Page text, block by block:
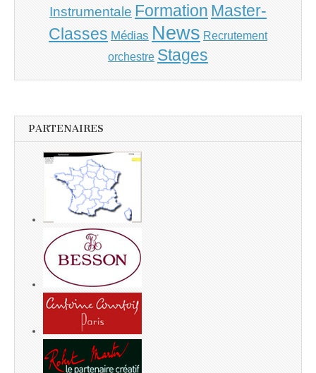
Instrumentale Formation Master-
Classes Médias News Recrutement
orchestre Stages
PARTENAIRES